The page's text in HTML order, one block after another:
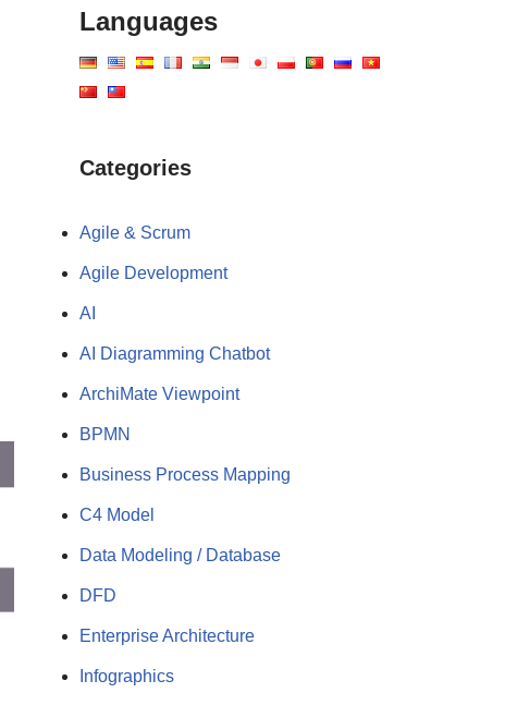
Languages
Categories
Agile & Scrum
Agile Development
AI
AI Diagramming Chatbot
ArchiMate Viewpoint
BPMN
Business Process Mapping
C4 Model
Data Modeling / Database
DFD
Enterprise Architecture
Infographics